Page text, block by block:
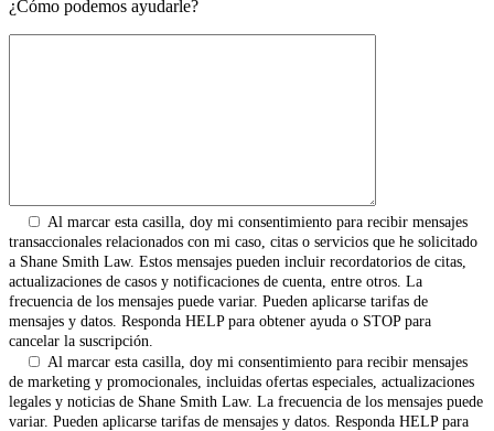
¿Cómo podemos ayudarle?
Al marcar esta casilla, doy mi consentimiento para recibir mensajes
transaccionales relacionados con mi caso, citas o servicios que he solicitado
a Shane Smith Law. Estos mensajes pueden incluir recordatorios de citas,
actualizaciones de casos y notificaciones de cuenta, entre otros. La
frecuencia de los mensajes puede variar. Pueden aplicarse tarifas de
mensajes y datos. Responda HELP para obtener ayuda o STOP para
cancelar la suscripción.
Al marcar esta casilla, doy mi consentimiento para recibir mensajes
de marketing y promocionales, incluidas ofertas especiales, actualizaciones
legales y noticias de Shane Smith Law. La frecuencia de los mensajes puede
variar. Pueden aplicarse tarifas de mensajes y datos. Responda HELP para